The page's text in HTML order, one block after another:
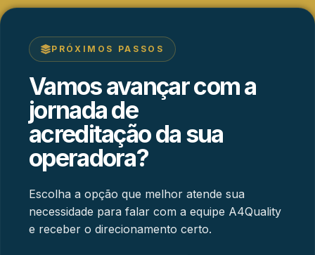
PRÓXIMOS PASSOS
Vamos avançar com a
jornada de
acreditação da sua
operadora?
Escolha a opção que melhor atende sua
necessidade para falar com a equipe A4Quality
e receber o direcionamento certo.